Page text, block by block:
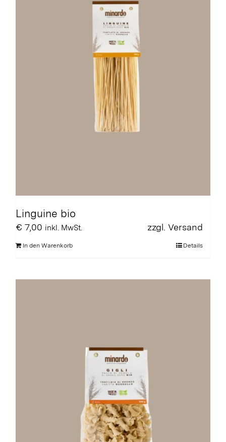
Linguine bio
€ 7,00 inkl. MwSt. zzgl. Versand
In den Warenkorb Details